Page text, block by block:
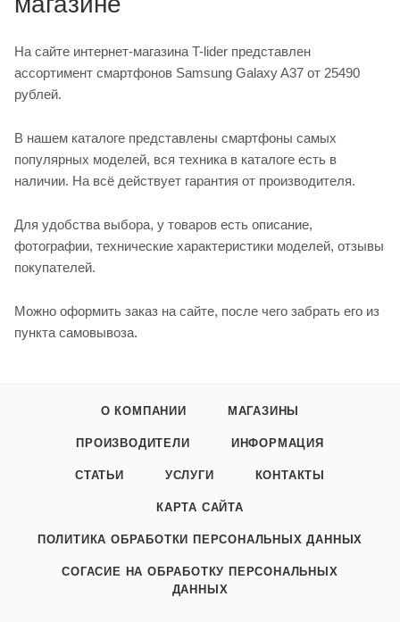
На сайте интернет-магазина T-lider представлен
ассортимент смартфонов Samsung Galaxy A37 от 25490
рублей.
В нашем каталоге представлены смартфоны самых
популярных моделей, вся техника в каталоге есть в
наличии. На всё действует гарантия от производителя.
Для удобства выбора, у товаров есть описание,
фотографии, технические характеристики моделей, отзывы
покупателей.
Можно оформить заказ на сайте, после чего забрать его из
пункта самовывоза.
О КОМПАНИИ МАГАЗИНЫ
ПРОИЗВОДИТЕЛИ ИНФОРМАЦИЯ
СТАТЬИ УСЛУГИ КОНТАКТЫ
КАРТА САЙТА
ПОЛИТИКА ОБРАБОТКИ ПЕРСОНАЛЬНЫХ ДАННЫХ
СОГАСИЕ НА ОБРАБОТКУ ПЕРСОНАЛЬНЫХ
ДАННЫХ